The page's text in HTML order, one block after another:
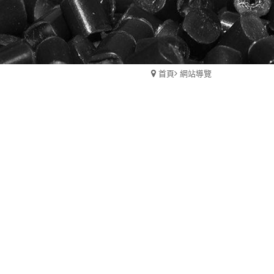
首頁 網站導覽